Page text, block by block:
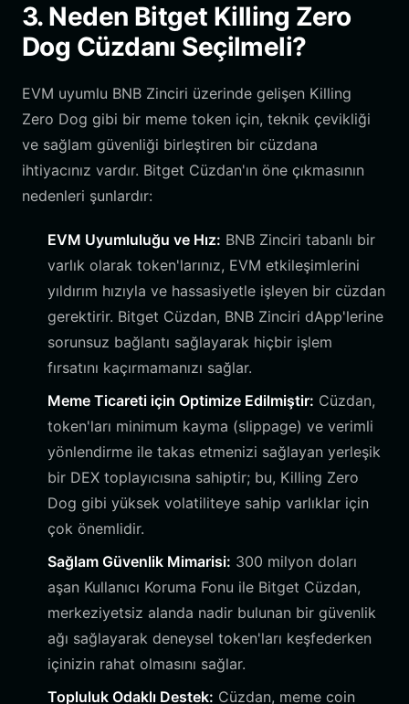
3. Neden Bitget Killing Zero
Dog Cüzdanı Seçilmeli?
EVM uyumlu BNB Zinciri üzerinde gelişen Killing
Zero Dog gibi bir meme token için, teknik çevikliği
ve sağlam güvenliği birleştiren bir cüzdana
ihtiyacınız vardır. Bitget Cüzdan'ın öne çıkmasının
nedenleri şunlardır:
EVM Uyumluluğu ve Hız: BNB Zinciri tabanlı bir
varlık olarak token'larınız, EVM etkileşimlerini
yıldırım hızıyla ve hassasiyetle işleyen bir cüzdan
gerektirir. Bitget Cüzdan, BNB Zinciri dApp'lerine
sorunsuz bağlantı sağlayarak hiçbir işlem
fırsatını kaçırmamanızı sağlar.
Meme Ticareti için Optimize Edilmiştir: Cüzdan,
token'ları minimum kayma (slippage) ve verimli
yönlendirme ile takas etmenizi sağlayan yerleşik
bir DEX toplayıcısına sahiptir; bu, Killing Zero
Dog gibi yüksek volatiliteye sahip varlıklar için
çok önemlidir.
Sağlam Güvenlik Mimarisi: 300 milyon doları
aşan Kullanıcı Koruma Fonu ile Bitget Cüzdan,
merkeziyetsiz alanda nadir bulunan bir güvenlik
ağı sağlayarak deneysel token'ları keşfederken
içinizin rahat olmasını sağlar.
Topluluk Odaklı Destek: Cüzdan, meme coin